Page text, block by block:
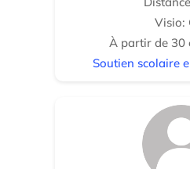
Visio:
À partir de 30
Soutien scolaire